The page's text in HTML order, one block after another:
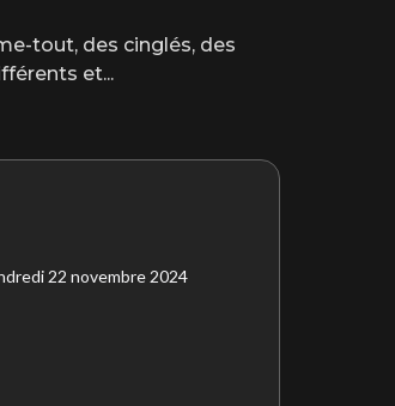
tout, des cinglés, des
et...
22 novembre 2024